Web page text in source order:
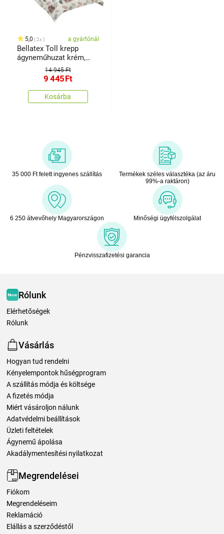
5,0 2x a gyártónál
Bellatex Toll krepp
ágyneműhuzat krém,
140 x 200 cm, 70 x 90
14 945 Ft
9 445Ft
Kosárba
35 000 Ft felett ingyenes szállítás
Termékek széles választéka (az áru
99%-a raktáron)
6 250 átvevőhely Magyarországon Minőségi ügyfélszolgálat
Pénzvisszafizetési garancia
Rólunk
Elérhetőségek
Rólunk
Vásárlás
Hogyan tud rendelni
Kényelempontok hűségprogram
A szállítás módja és költsége
A fizetés módja
Miért vásároljon nálunk
Adatvédelmi beállítások
Üzleti feltételek
Ágynemű ápolása
Akadálymentesítési nyilatkozat
Megrendelései
Fiókom
Megrendeléseim
Reklamáció
Elállás a szerződéstől